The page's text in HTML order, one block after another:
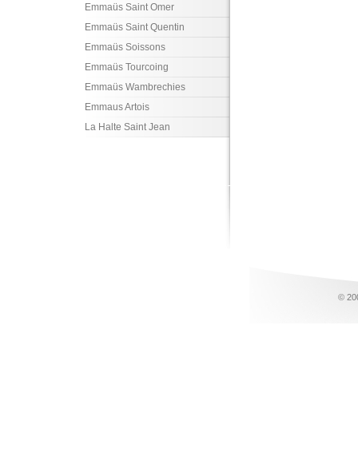
Emmaüs Saint Omer
Emmaüs Saint Quentin
Emmaüs Soissons
Emmaüs Tourcoing
Emmaüs Wambrechies
Emmaus Artois
La Halte Saint Jean
©